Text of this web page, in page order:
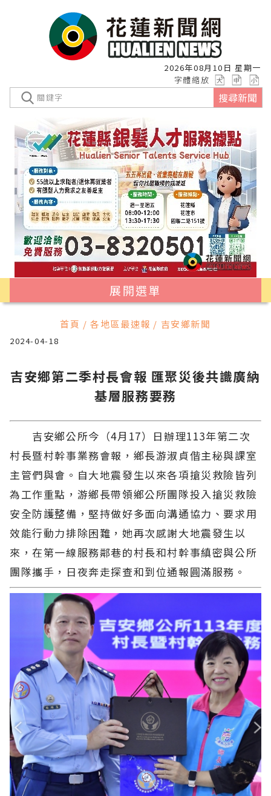
2026年08月10日 星期一
字體縮放
搜尋新聞
展開選單
首頁 / 各地區最速報 / 吉安鄉新聞
2024-04-18
吉安鄉第二季村長會報 匯聚災後共識廣納
基層服務要務
吉安鄉公所今（4月17）日辦理113年第二次
村長暨村幹事業務會報，鄉長游淑貞偕主秘與課室
主管們與會。自大地震發生以來各項搶災救險皆列
為工作重點，游鄉長帶領鄉公所團隊投入搶災救險
安全防護整備，堅持做好多面向溝通協力、要求用
效能行動力排除困難，她再次感謝大地震發生以
來，在第一線服務鄰巷的村長和村幹事縝密與公所
團隊攜手，日夜奔走探查和到位通報圓滿服務。